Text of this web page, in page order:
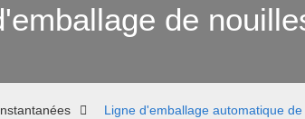
de
Ligne d'emballage automatique